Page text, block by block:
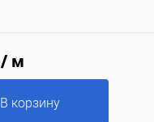
/ м
В корзину